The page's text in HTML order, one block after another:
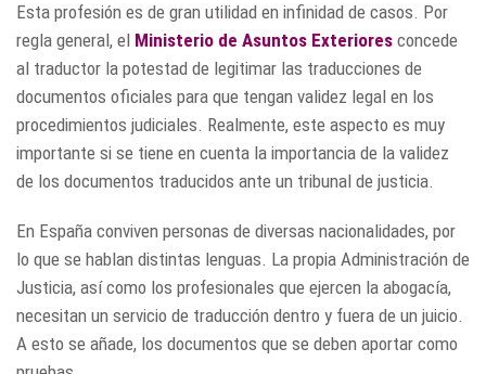
Esta profesión es de gran utilidad en infinidad de casos. Por
regla general, el Ministerio de Asuntos Exteriores concede
al traductor la potestad de legitimar las traducciones de
documentos oficiales para que tengan validez legal en los
procedimientos judiciales. Realmente, este aspecto es muy
importante si se tiene en cuenta la importancia de la validez
de los documentos traducidos ante un tribunal de justicia.
En España conviven personas de diversas nacionalidades, por
lo que se hablan distintas lenguas. La propia Administración de
Justicia, así como los profesionales que ejercen la abogacía,
necesitan un servicio de traducción dentro y fuera de un juicio.
A esto se añade, los documentos que se deben aportar como